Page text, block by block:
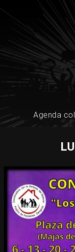
Agenda